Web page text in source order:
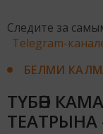
Следите за
Telegram-
БЕЛМИ
ТҮБӘН
ТЕАТРЫНА